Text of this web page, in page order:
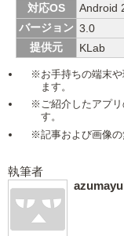
対応OS
Android
バージョン 3.0
提供元
KLab
※お手持ちの端末や
ます。
※ご紹介したアプ
す。
※記事および画像の
執筆者